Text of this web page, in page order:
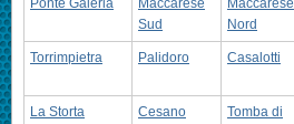
Ponte Galeria
Maccarese
Sud
Maccarese
Nord
Torrimpietra Palidoro Casalotti
La Storta Cesano
Tomba di